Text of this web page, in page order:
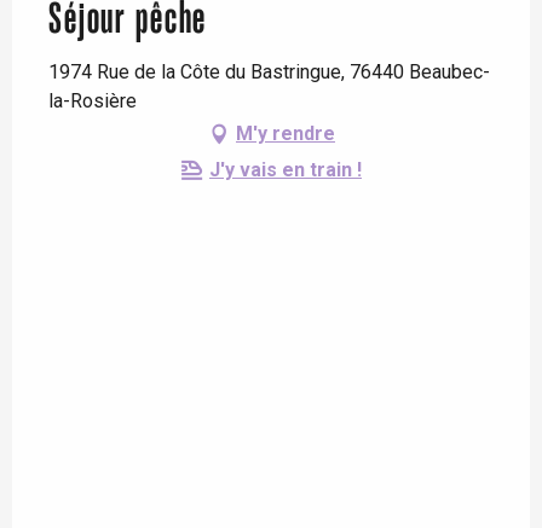
Séjour pêche
1974 Rue de la Côte du Bastringue, 76440 Beaubec-
la-Rosière
M'y rendre
J'y vais en train !